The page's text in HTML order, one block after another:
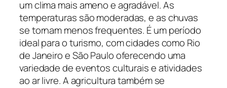
um clima mais ameno e agradável. As
temperaturas são moderadas, e as chuvas
se tornam menos frequentes. É um período
ideal para o turismo, com cidades como Rio
de Janeiro e São Paulo oferecendo uma
variedade de eventos culturais e atividades
ao ar livre. A agricultura também se